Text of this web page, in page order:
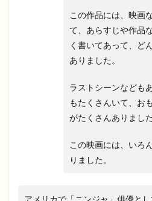
この作品には、映画
て、あらすじや作品
く書いてあって、ど
ありました。
ラストシーンなども
もたくさんいて、お
がたくさんありました
この映画には、いろ
りました。
アメリカで「ニンジャ」俳優とし